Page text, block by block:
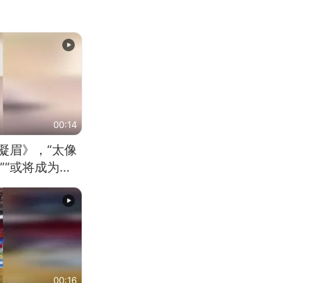
00:14
眉》，“太像
或将成为首
来源：新华每
00:16